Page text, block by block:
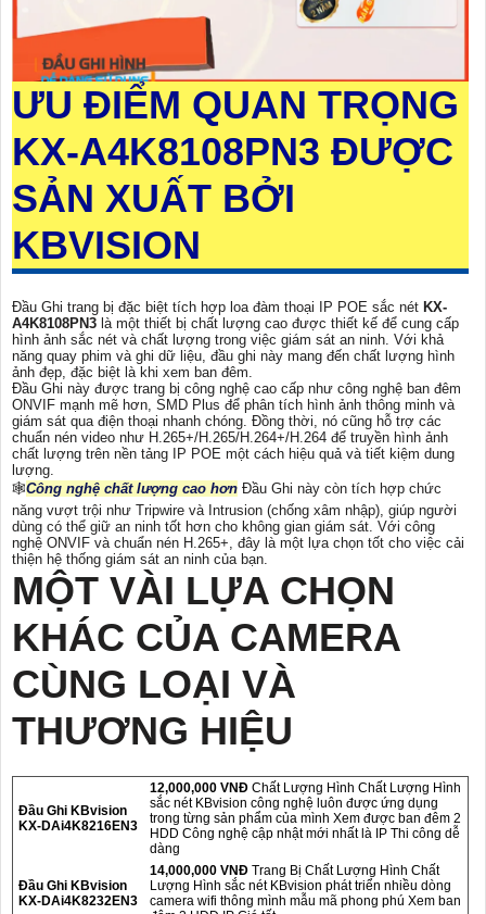
ƯU ĐIỂM QUAN TRỌNG
KX-A4K8108PN3 ĐƯỢC
SẢN XUẤT BỞI
KBVISION
Đầu Ghi trang bị đặc biệt tích hợp loa đàm thoại IP POE sắc nét KX-
A4K8108PN3 là một thiết bị chất lượng cao được thiết kế để cung cấp
hình ảnh sắc nét và chất lượng trong việc giám sát an ninh. Với khả
năng quay phim và ghi dữ liệu, đầu ghi này mang đến chất lượng hình
ảnh đẹp, đặc biệt là khi xem ban đêm.
Đầu Ghi này được trang bị công nghệ cao cấp như công nghệ ban đêm
ONVIF mạnh mẽ hơn, SMD Plus để phân tích hình ảnh thông minh và
giám sát qua điện thoại nhanh chóng. Đồng thời, nó cũng hỗ trợ các
chuẩn nén video như H.265+/H.265/H.264+/H.264 để truyền hình ảnh
chất lượng trên nền tảng IP POE một cách hiệu quả và tiết kiệm dung
lượng.
🕸️Công nghệ chất lượng cao hơn Đầu Ghi này còn tích hợp chức
năng vượt trội như Tripwire và Intrusion (chống xâm nhập), giúp người
dùng có thể giữ an ninh tốt hơn cho không gian giám sát. Với công
nghệ ONVIF và chuẩn nén H.265+, đây là một lựa chọn tốt cho việc cải
thiện hệ thống giám sát an ninh của bạn.
MỘT VÀI LỰA CHỌN
KHÁC CỦA CAMERA
CÙNG LOẠI VÀ
THƯƠNG HIỆU
Đầu Ghi KBvision
KX-DAi4K8216EN3
12,000,000 VNĐ Chất Lượng Hình Chất Lượng Hình
sắc nét KBvision công nghệ luôn được ứng dụng
trong từng sản phẩm của mình Xem được ban đêm 2
HDD Công nghệ cập nhật mới nhất là IP Thi công dễ
dàng
Đầu Ghi KBvision
KX-DAi4K8232EN3
14,000,000 VNĐ Trang Bị Chất Lượng Hình Chất
Lượng Hình sắc nét KBvision phát triển nhiều dòng
camera wifi thông mình mẫu mã phong phú Xem ban